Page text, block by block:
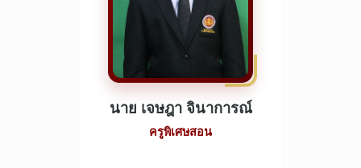
นาย เจษฎา จินาการณ์
ครูพิเศษสอน